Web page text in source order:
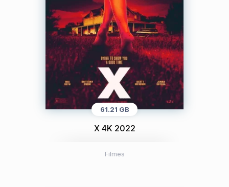
61.21 GB
X 4K 2022
Filmes